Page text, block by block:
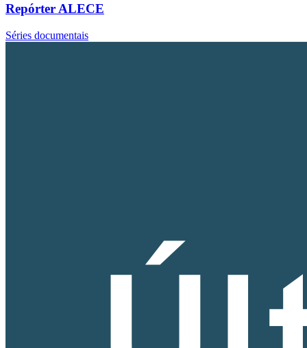
Repórter ALECE
Séries documentais